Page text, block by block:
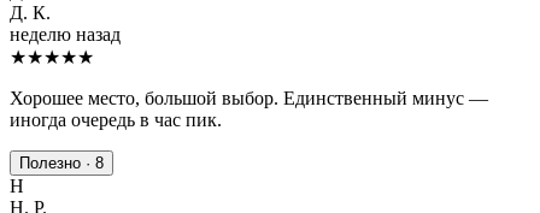
Д. К.
неделю назад
★★★★★
Хорошее место, большой выбор. Единственный минус —
иногда очередь в час пик.
Полезно · 8
Н
Н. Р.